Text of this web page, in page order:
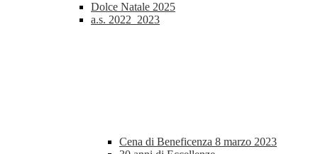
Dolce Natale 2025
a.s. 2022_2023
Cena di Beneficenza 8 marzo 2023